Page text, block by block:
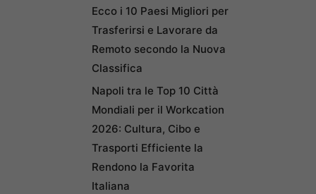
Ecco i 10 Paesi Migliori per
Trasferirsi e Lavorare da
Remoto secondo la Nuova
Classifica
Napoli tra le Top 10 Città
Mondiali per il Workcation
2026: Cultura, Cibo e
Trasporti Efficiente la
Rendono la Favorita
Italiana